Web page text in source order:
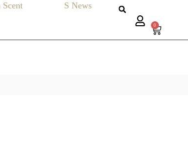
Scent S News
0